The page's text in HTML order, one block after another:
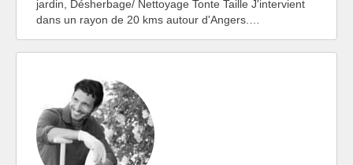
jardin, Désherbage/ Nettoyage Tonte Taille J'intervient
dans un rayon de 20 kms autour d'Angers.…